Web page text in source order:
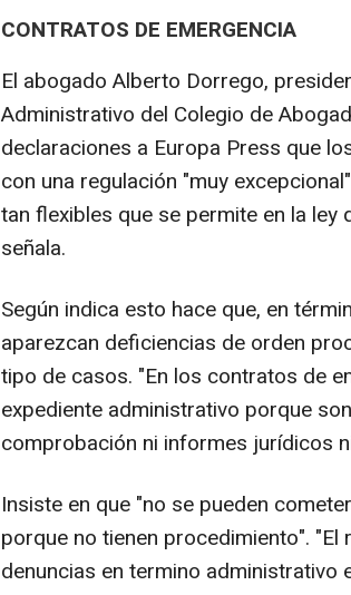
CONTRATOS DE EMERGENCIA
El abogado Alberto Dorrego,
Administrativo del Colegio de
declaraciones a Europa Press que
con una regulación "muy
tan flexibles que se permite en la ley
señala.
Según indica esto hace que, en
aparezcan deficiencias de orden
tipo de casos. "En los contratos de
expediente administrativo porque
comprobación ni informes jurídicos
Insiste en que "no se pueden
porque no tienen procedimiento".
denuncias en termino administrativo